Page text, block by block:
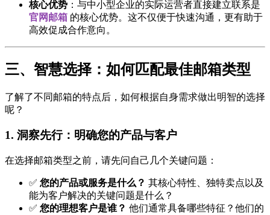
核心优势 ：与中小型企业的实际运营者直接建立联系是
官网邮箱 的核心优势。这不仅便于快速沟通，更有助于
高效促成合作意向。
三、智慧选择：如何匹配最佳邮箱类型
了解了不同邮箱的特点后，如何根据自身需求做出明智的选择
呢？
1. 洞察先行：明确您的产品与客户
在选择邮箱类型之前，请先问自己几个关键问题：
✅ 您的产品或服务是什么？ 其核心特性、独特卖点以及
能为客户解决的关键问题是什么？
✅ 您的理想客户是谁？ 他们通常具备哪些特征？他们的